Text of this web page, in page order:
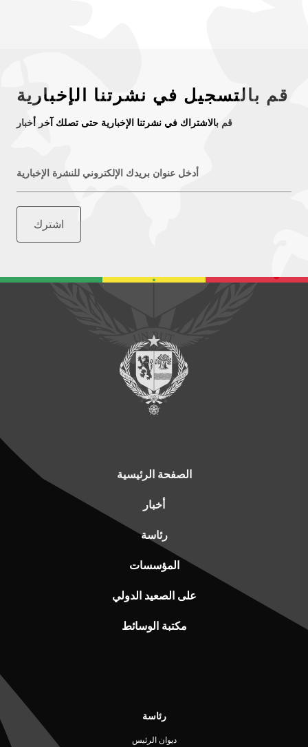
قم بالتسجيل في نشرتنا الإخبارية
قم بالاشتراك في نشرتنا الإخبارية حتى تصلك آخر أخبار
أدخل عنوان بريدك الإلكتروني للنشرة الإخبارية
اشترك
الصفحة الرئيسية
أخبار
رئاسة
المؤسسات
على الصعيد الدولي
مكتبة الوسائط
رئاسة
ديوان الرئيس